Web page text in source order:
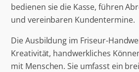
bedienen sie die Kasse, führen
und vereinbaren Kundentermine.
Die Ausbildung im Friseur-
Kreativität, handwerkliches
mit Menschen. Sie umfasst ein